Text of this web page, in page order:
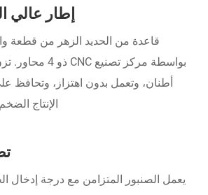
إطار عالي
قاعدة من الحديد الزهر من قطعة
أطنان، وتعمل بدون اهتزاز، وتحافظ
الإنتاج
يعمل الصنبور المتزامن مع درجة إدخال